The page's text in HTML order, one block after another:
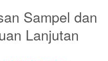
Sampel dan
Lanjutan